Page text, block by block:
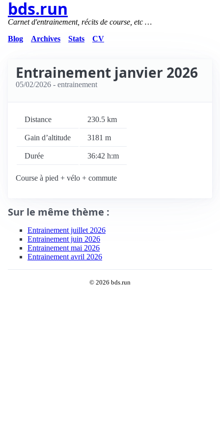
bds.run
Carnet d'entrainement, récits de course, etc …
Blog
Archives Stats CV
Entrainement janvier 2026
05/02/2026 - entrainement
Distance 230.5 km
Gain d’altitude 3181 m
Durée 36:42 h:m
Course à pied + vélo + commute
Sur le même thème :
Entrainement juillet 2026
Entrainement juin 2026
Entrainement mai 2026
Entrainement avril 2026
© 2026 bds.run